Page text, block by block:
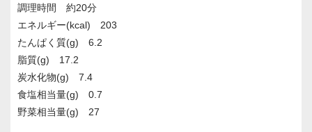
調理時間 約20分
エネルギー(kcal) 203
たんぱく質(g) 6.2
脂質(g) 17.2
炭水化物(g) 7.4
食塩相当量(g) 0.7
野菜相当量(g) 27